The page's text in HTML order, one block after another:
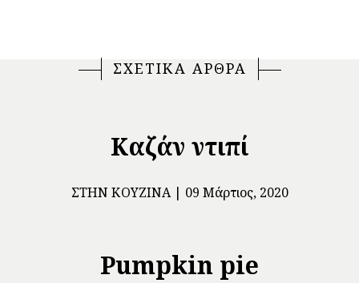
ΣΧΕΤΙΚΑ ΑΡΘΡΑ
Καζάν ντιπί
ΣΤΗΝ ΚΟΥΖΊΝΑ 09 Μάρτιος, 2020
Pumpkin pie